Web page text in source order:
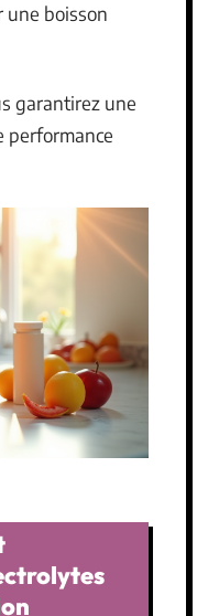
une boisson
garantirez une
performance